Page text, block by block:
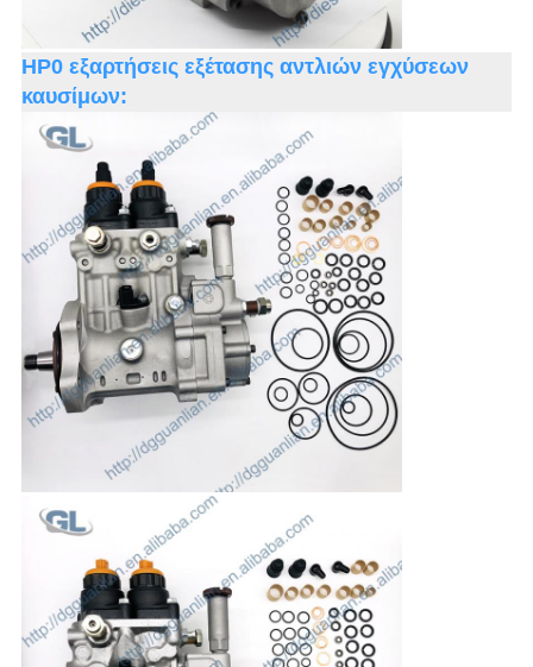
HP0 εξαρτήσεις εξέτασης αντλιών εγχύσεων
καυσίμων: